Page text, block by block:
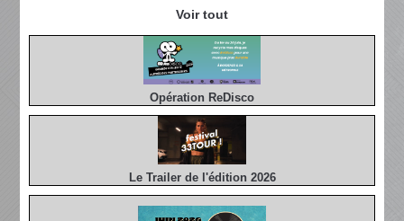
Voir tout
Opération ReDisco
Le Trailer de l'édition 2026